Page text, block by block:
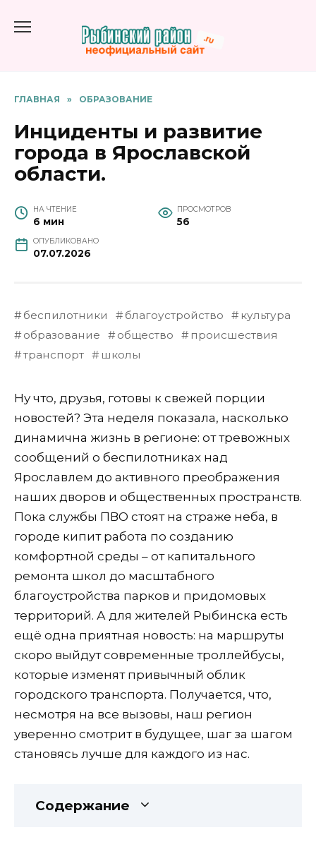
содержанию
ГЛАВНАЯ » ОБРАЗОВАНИЕ
Инциденты и развитие
города в Ярославской
области.
НА ЧТЕНИЕ
6 мин
ПРОСМОТРОВ
56
ОПУБЛИКОВАНО
07.07.2026
беспилотники благоустройство
культура
образование
общество
происшествия
транспорт
школы
Ну что, друзья, готовы к свежей порции
новостей? Эта неделя показала, насколько
динамична жизнь в регионе: от тревожных
сообщений о беспилотниках над
Ярославлем до активного преображения
наших дворов и общественных пространств.
Пока службы ПВО стоят на страже неба, в
городе кипит работа по созданию
комфортной среды – от капитального
ремонта школ до масштабного
благоустройства парков и придомовых
территорий. А для жителей Рыбинска есть
ещё одна приятная новость: на маршруты
скоро выйдут современные троллейбусы,
которые изменят привычный облик
городского транспорта. Получается, что,
несмотря на все вызовы, наш регион
уверенно смотрит в будущее, шаг за шагом
становясь лучше для каждого из нас.
Содержание